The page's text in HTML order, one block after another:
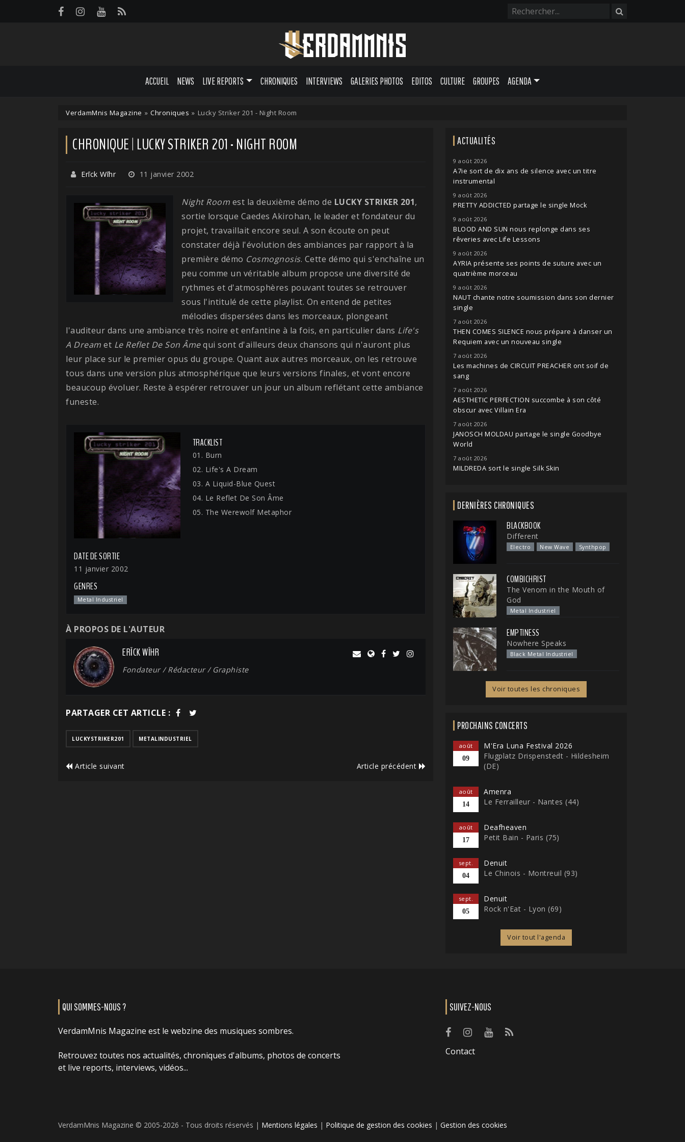
ACCUEIL NEWS LIVE REPORTS CHRONIQUES INTERVIEWS GALERIES PHOTOS EDITOS CULTURE GROUPES AGENDA
VerdamMnis Magazine » Chroniques » Lucky Striker 201 - Night Room
CHRONIQUE | LUCKY STRIKER 201 - NIGHT ROOM
Erīck Wīhr 11 janvier 2002
Night Room est la deuxième démo de LUCKY STRIKER 201,
sortie lorsque Caedes Akirohan, le leader et fondateur du
projet, travaillait encore seul. A son écoute on peut
constater déjà l'évolution des ambiances par rapport à la
première démo Cosmognosis. Cette démo qui s'enchaîne un
peu comme un véritable album propose une diversité de
rythmes et d'atmosphères pouvant toutes se retrouver
sous l'intitulé de cette playlist. On entend de petites
mélodies dispersées dans les morceaux, plongeant
l'auditeur dans une ambiance très noire et enfantine à la fois, en particulier dans Life's
A Dream et Le Reflet De Son Âmequi sont d'ailleurs deux chansons qui n'auront plus
leur place sur le premier opus du groupe. Quant aux autres morceaux, on les retrouve
tous dans une version plus atmosphérique que leurs versions finales, et vont encore
beaucoup évoluer. Reste à espérer retrouver un jour un album reflétant cette ambiance
funeste.
DATE DE SORTIE
11 janvier 2002
GENRES
Metal Industriel
TRACKLIST
01. Burn
02. Life's A Dream
03. A Liquid-Blue Quest
04. Le Reflet De Son Âme
05. The Werewolf Metaphor
À PROPOS DE L'AUTEUR
ERĪCK WĪHR
Fondateur / Rédacteur / Graphiste
PARTAGER CET ARTICLE :
LUCKYSTRIKER201 METALINDUSTRIEL
Article suivant Article précédent
ACTUALITÉS
9 août 2026
A7ie sort de dix ans de silence avec un titre
instrumental
9 août 2026
PRETTY ADDICTED partage le single Mock
9 août 2026
BLOOD AND SUN nous replonge dans ses
rêveries avec Life Lessons
9 août 2026
AYRIA présente ses points de suture avec un
quatrième morceau
9 août 2026
NAUT chante notre soumission dans son dernier
single
7 août 2026
THEN COMES SILENCE nous prépare à danser un
Requiem avec un nouveau single
7 août 2026
Les machines de CIRCUIT PREACHER ont soif de
sang
7 août 2026
AESTHETIC PERFECTION succombe à son côté
obscur avec Villain Era
7 août 2026
JANOSCH MOLDAU partage le single Goodbye
World
7 août 2026
MILDREDA sort le single Silk Skin
DERNIÈRES CHRONIQUES
BLACKBOOK
Different
Electro New Wave Synthpop
COMBICHRIST
The Venom in the Mouth of
God
Metal Industriel
EMPTINESS
Nowhere Speaks
Black Metal Industriel
Voir toutes les chroniques
PROCHAINS CONCERTS
août
09
M'Era Luna Festival 2026
Flugplatz Drispenstedt - Hildesheim
(DE)
août
14
Amenra
Le Ferrailleur - Nantes (44)
août
17
Deafheaven
Petit Bain - Paris (75)
sept.
04
Denuit
Le Chinois - Montreuil (93)
sept.
05
Denuit
Rock n'Eat - Lyon (69)
Voir tout l'agenda
QUI SOMMES-NOUS ?
VerdamMnis Magazine est le webzine des musiques sombres.
Retrouvez toutes nos actualités, chroniques d'albums, photos de concerts
et live reports, interviews, vidéos...
SUIVEZ-NOUS
Contact
VerdamMnis Magazine © 2005-2026 - Tous droits réservés | Mentions légales | Politique de gestion des cookies | Gestion des cookies
Panneau de gestion des cookies